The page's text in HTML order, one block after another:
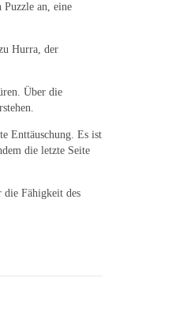
Puzzle an, eine
Hurra, der
Über die
Enttäuschung. Es ist
die letzte Seite
die Fähigkeit des